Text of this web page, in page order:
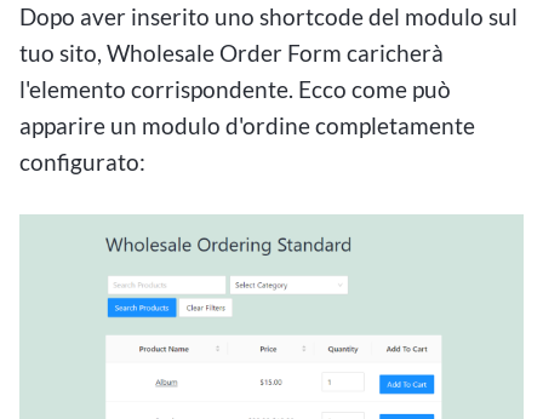
Dopo aver inserito uno shortcode del modulo sul
tuo sito, Wholesale Order Form caricherà
l'elemento corrispondente. Ecco come può
apparire un modulo d'ordine completamente
configurato: